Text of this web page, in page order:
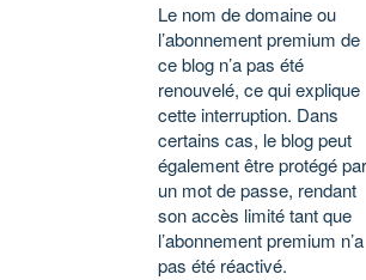
Le nom de domaine ou
l’abonnement premium de
ce blog n’a pas été
renouvelé, ce qui explique
cette interruption. Dans
certains cas, le blog peut
également être protégé par
un mot de passe, rendant
son accès limité tant que
l’abonnement premium n’a
pas été réactivé.